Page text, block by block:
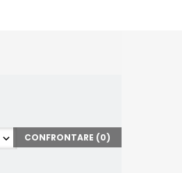
CONFRONTARE (0)